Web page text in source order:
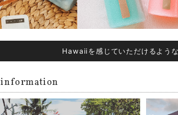
Hawaiiを感じていただけるよう
information